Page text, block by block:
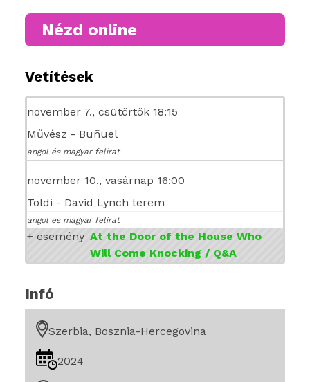
Nézd online
Vetítések
november 7., csütörtök 18:15
Művész - Buñuel
angol és magyar felirat
november 10., vasárnap 16:00
Toldi - David Lynch terem
angol és magyar felirat
+ esemény At the Door of the House Who
Will Come Knocking / Q&A
Infó
Szerbia, Bosznia-Hercegovina
2024